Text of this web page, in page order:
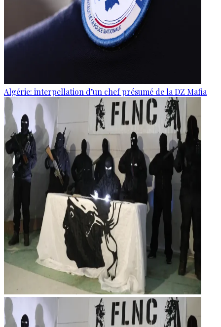
Algérie: interpellation d’un chef présumé de la DZ Mafia